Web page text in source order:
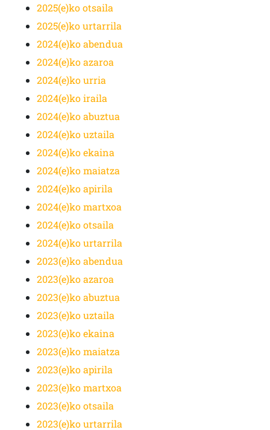
2025(e)ko otsaila
2025(e)ko urtarrila
2024(e)ko abendua
2024(e)ko azaroa
2024(e)ko urria
2024(e)ko iraila
2024(e)ko abuztua
2024(e)ko uztaila
2024(e)ko ekaina
2024(e)ko maiatza
2024(e)ko apirila
2024(e)ko martxoa
2024(e)ko otsaila
2024(e)ko urtarrila
2023(e)ko abendua
2023(e)ko azaroa
2023(e)ko abuztua
2023(e)ko uztaila
2023(e)ko ekaina
2023(e)ko maiatza
2023(e)ko apirila
2023(e)ko martxoa
2023(e)ko otsaila
2023(e)ko urtarrila